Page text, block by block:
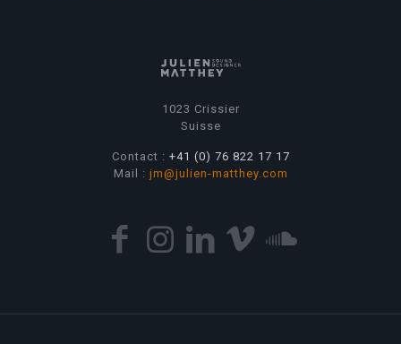
1023 Crissier
Suisse
Contact : +41 (0) 76 822 17 17
Mail : jm@julien-matthey.com